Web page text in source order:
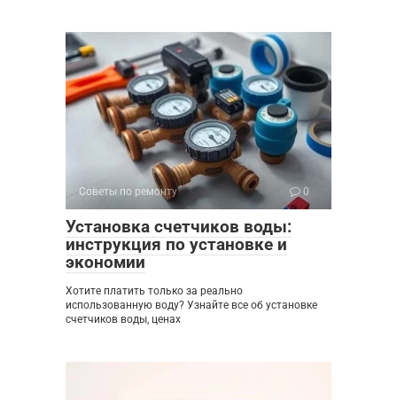
Советы по ремонту 0
Установка счетчиков воды:
инструкция по установке и
экономии
Хотите платить только за реально
использованную воду? Узнайте все об установке
счетчиков воды, ценах